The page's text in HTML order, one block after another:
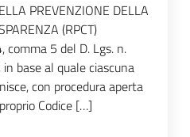
PREVENZIONE DELLA
(RPCT)
comma 5 del D. Lgs. n.
base al quale ciascuna
con procedura aperta
Codice […]